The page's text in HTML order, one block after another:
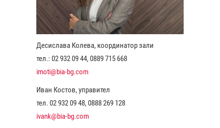
Десислава Колева, координатор зали
тел.: 02 932 09 44, 0889 715 668
imoti@bia-bg.com
Иван Костов, управител
тел. 02 932 09 48, 0888 269 128
ivank@bia-bg.com